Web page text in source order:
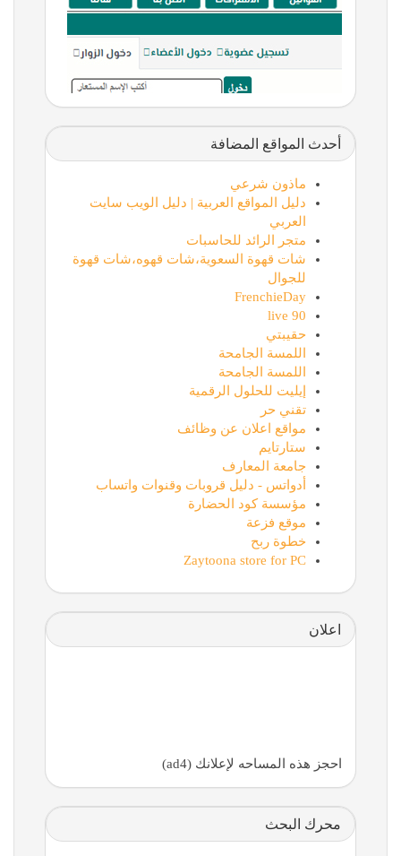
أحدث المواقع المضافة
ماذون شرعي
دليل المواقع العربية | دليل الويب سايت
العربي
متجر الرائد للحاسبات
شات قهوة السعوية،شات قهوه،شات قهوة
للجوال
FrenchieDay
90 live
حقيبتي
اللمسة الجامحة
اللمسة الجامحة
إيليت للحلول الرقمية
تقني حر
مواقع اعلان عن وظائف
ستارتايم
جامعة المعارف
أدواتس - دليل قروبات وقنوات واتساب
مؤسسة كود الحضارة
موقع فزعة
خطوة ربح
Zaytoona store for PC
اعلان
احجز هذه المساحه لإعلانك (ad4)
محرك البحث